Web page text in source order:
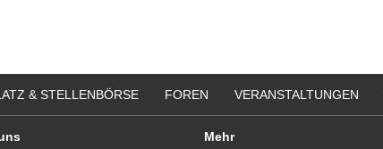
& STELLENBÖRSE FOREN VERANSTALTUNGEN
Mehr